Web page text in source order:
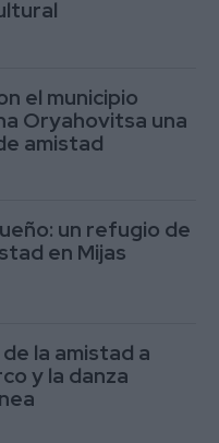
el municipio
Oryahovitsa una
amistad
un refugio de
en Mijas
la amistad a
y la danza